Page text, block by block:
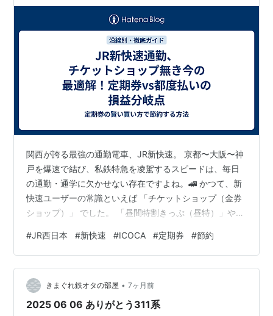
関西が誇る最強の通勤電車、JR新快速。 京都〜大阪〜神
戸を爆速で結び、私鉄特急を凌駕するスピードは、毎日
の通勤・通学に欠かせない存在ですよね。🚄 かつて、新
快速ユーザーの常識といえば 「チケットショップ（金券
ショップ）」 でした。 「昼間特割きっぷ（昼特）」や回
恵でしたよね。 しかし、JR西日本の普通回数券は2022
年に廃止 されました。 「昼特」もとっくの昔になくな
り、チケットショップに行っても、もうあの頃のような
格安きっぷは売っていません。 「じゃあ、大人しく定期
券を買うしかないの？」 そう諦めているあなた。実は今
#JR西日本 #新快速 #ICOCA #定期券 #節約
きまぐれ鉄オタの部屋 • 7ヶ月前
2025 06 06 ありがとう311系